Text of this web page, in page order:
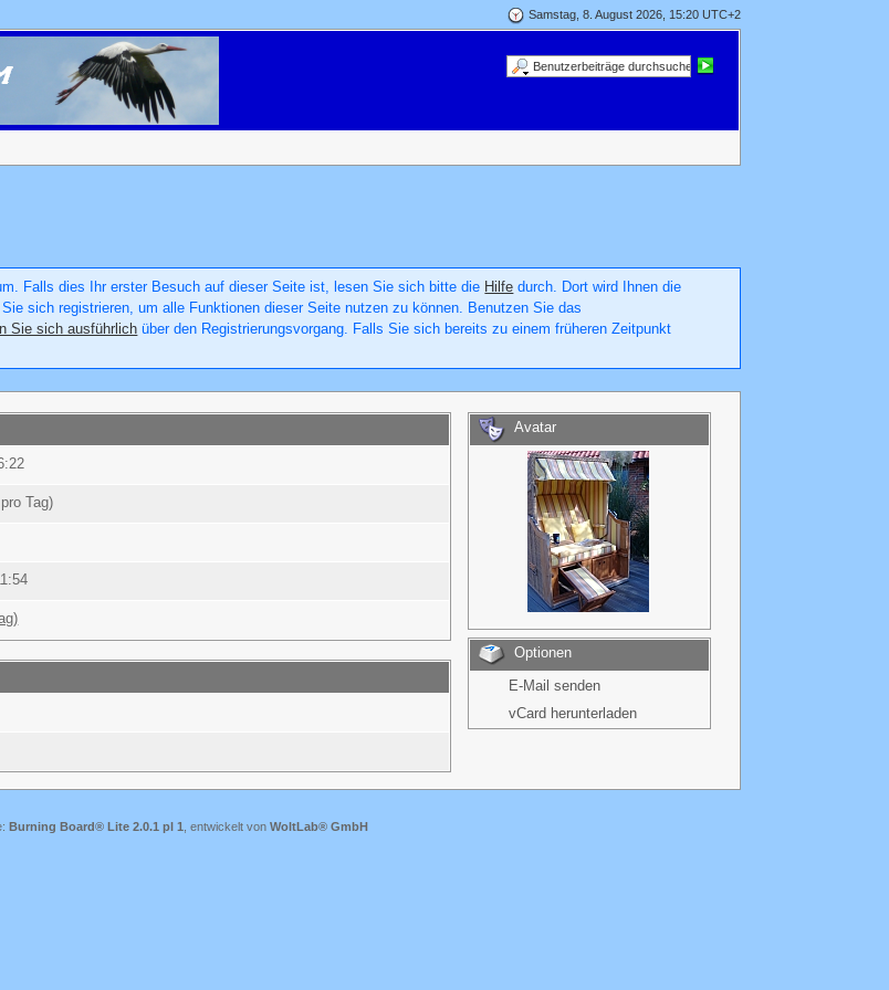
Samstag, 8. August 2026, 15:20 UTC+2
Falls dies Ihr erster Besuch auf dieser Seite ist, lesen Sie sich bitte die Hilfe durch. Dort wird Ihnen die
sich registrieren, um alle Funktionen dieser Seite nutzen zu können. Benutzen Sie das
Sie sich ausführlich über den Registrierungsvorgang. Falls Sie sich bereits zu einem früheren Zeitpunkt
Avatar
Optionen
E-Mail senden
vCard herunterladen
Tag)
Burning Board® Lite 2.0.1 pl 1 , entwickelt von WoltLab® GmbH